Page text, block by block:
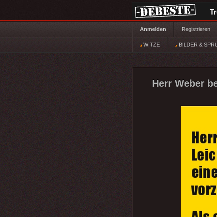
Anmelden Registrieren
WITZE BILDER &
Herr Weber